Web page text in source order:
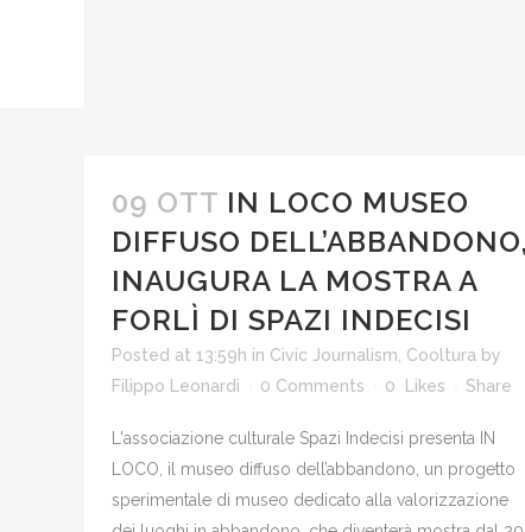
09 OTT IN LOCO MUSEO
DIFFUSO
INAUGURA LA MOSTRA A
FORLÌ DI SPAZI INDECISI
Posted at 13:59h in Civic Journalism Cooltura by
Filippo Leonardi
0 Comments 0 Likes Share
L'associazione culturale Spazi Indecisi presenta IN
LOCO, il museo diffuso dell’abbandono, un progetto
sperimentale di museo dedicato alla valorizzazione